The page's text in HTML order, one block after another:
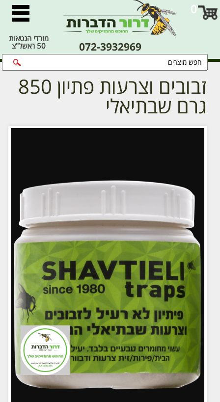
072-3932969
0
מורדי הגטאות
50 ראשל"צ
זבובים וצרעות פתיון 850
גרם שבתיאלי